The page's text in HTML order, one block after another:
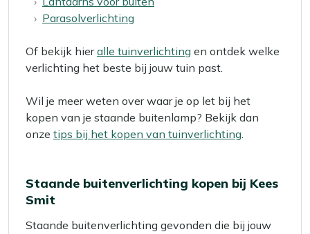
Parasolverlichting
Of bekijk hieralle tuinverlichting en ontdek welke
verlichting het beste bij jouw tuin past.
Wil je meer weten over waar je op let bij het
kopen van je staande buitenlamp? Bekijk dan
onze tips bij het kopen van tuinverlichting.
Staande buitenverlichting kopen bij Kees
Smit
Staande buitenverlichting gevonden die bij jouw